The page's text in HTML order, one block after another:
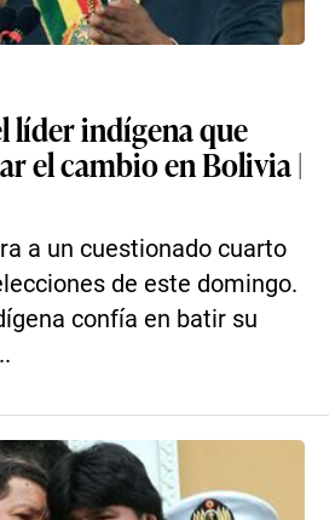
líder indígena que
el cambio en Bolivia |
a un cuestionado cuarto
de este domingo.
confía en batir su